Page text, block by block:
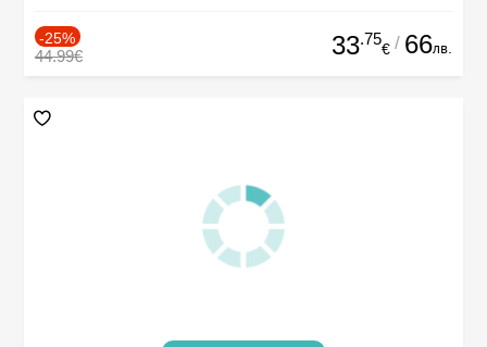
-25%
44.99€ 33.75
€ / 66лв.